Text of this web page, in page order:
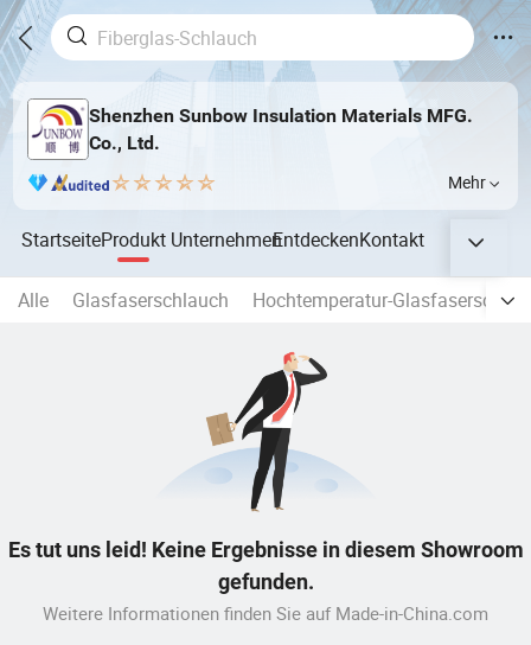
Shenzhen Sunbow Insulation Materials MFG.
Co., Ltd.
Mehr
StartseiteProdukt UnternehmenEntdeckenKontakt
Alle Glasfaserschlauch Hochtemperatur-
Es tut uns leid! Keine Ergebnisse in diesem Showroom
gefunden.
Weitere Informationen finden Sie auf Made-in-China.com